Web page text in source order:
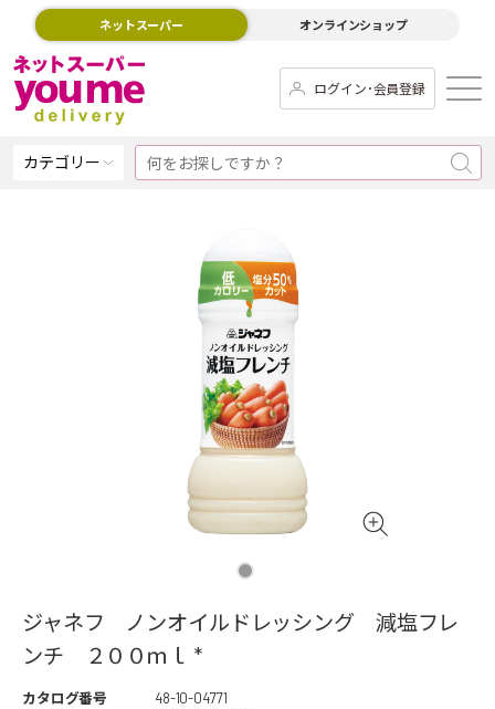
ネットスーパー オンラインショップ
ログイン･会員登録
カテゴリー
ジャネフ ノンオイルドレッシング 減塩フレ
ンチ ２００ｍｌ *
カタログ番号
48-10-04771